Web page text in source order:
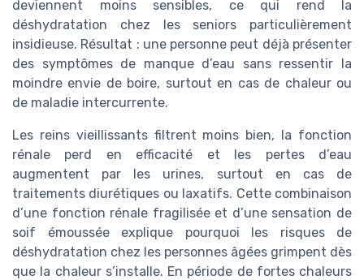
deviennent moins sensibles, ce qui rend la
déshydratation chez les seniors particulièrement
insidieuse. Résultat : une personne peut déjà présenter
des symptômes de manque d’eau sans ressentir la
moindre envie de boire, surtout en cas de chaleur ou
de maladie intercurrente.
Les reins vieillissants filtrent moins bien, la fonction
rénale perd en efficacité et les pertes d’eau
augmentent par les urines, surtout en cas de
traitements diurétiques ou laxatifs. Cette combinaison
d’une fonction rénale fragilisée et d’une sensation de
soif émoussée explique pourquoi les risques de
déshydratation chez les personnes âgées grimpent dès
que la chaleur s’installe. En période de fortes chaleurs